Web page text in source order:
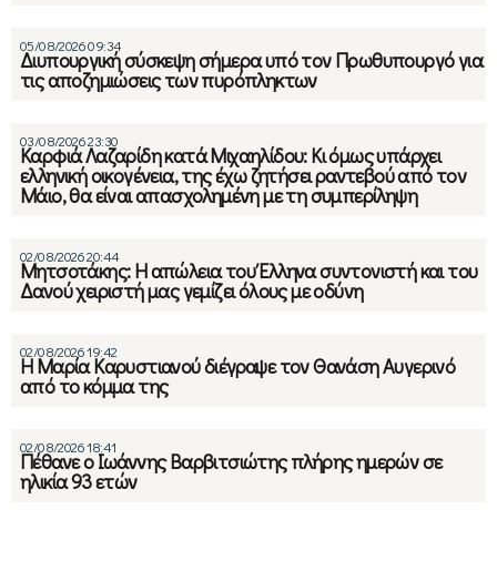
05/08/2026 09:34
Διυπουργική σύσκεψη σήμερα υπό τον Πρωθυπουργό για
τις αποζημιώσεις των πυρόπληκτων
03/08/2026 23:30
Καρφιά Λαζαρίδη κατά Μιχαηλίδου: Κι όμως υπάρχει
ελληνική οικογένεια, της έχω ζητήσει ραντεβού από τον
Μάιο, θα είναι απασχολημένη με τη συμπερίληψη
02/08/2026 20:44
Μητσοτάκης: Η απώλεια του Έλληνα συντονιστή και του
Δανού χειριστή μας γεμίζει όλους με οδύνη
02/08/2026 19:42
Η Μαρία Καρυστιανού διέγραψε τον Θανάση Αυγερινό
από το κόμμα της
02/08/2026 18:41
Πέθανε ο Ιωάννης Βαρβιτσιώτης πλήρης ημερών σε
ηλικία 93 ετών